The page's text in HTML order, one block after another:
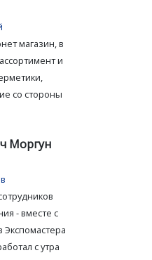
магазин, в
и
со стороны
Моргун
- вместе с
с утра